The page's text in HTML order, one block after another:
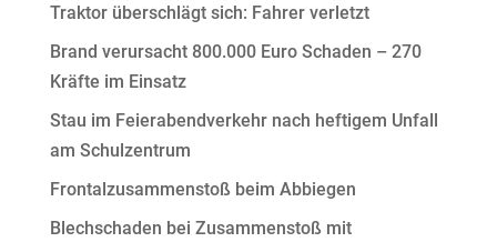
Traktor überschlägt sich: Fahrer verletzt
Brand verursacht 800.000 Euro Schaden – 270
Kräfte im Einsatz
Stau im Feierabendverkehr nach heftigem Unfall
am Schulzentrum
Frontalzusammenstoß beim Abbiegen
Blechschaden bei Zusammenstoß mit